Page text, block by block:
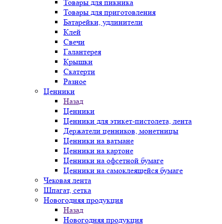
Товары для пикника
Товары для приготовления
Батарейки, удлинители
Клей
Свечи
Галантерея
Крышки
Скатерти
Разное
Ценники
Назад
Ценники
Ценники для этикет-пистолета, лента
Держатели ценников, монетницы
Ценники на ватмане
Ценники на картоне
Ценники на офсетной бумаге
Ценники на самоклеящейся бумаге
Чековая лента
Шпагат, сетка
Новогодняя продукция
Назад
Новогодняя продукция